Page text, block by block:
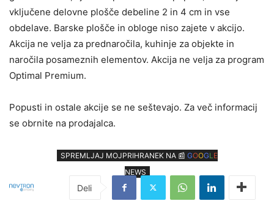
vključene delovne plošče debeline 2 in 4 cm in vse
obdelave. Barske plošče in obloge niso zajete v akcijo.
Akcija ne velja za prednaročila, kuhinje za objekte in
naročila posameznih elementov. Akcija ne velja za program
Optimal Premium.
Popusti in ostale akcije se ne seštevajo. Za več informacij
se obrnite na prodajalca.
SPREMLJAJ MOJPRIHRANEK NA 📰 GOOGL E
NEWS